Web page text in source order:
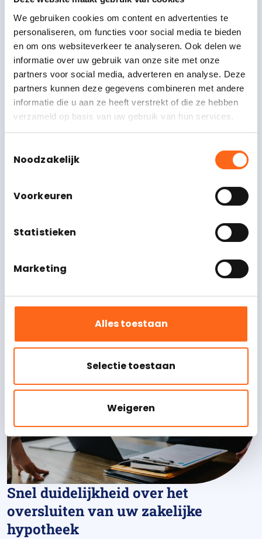
We gebruiken cookies om content en advertenties te
personaliseren, om functies voor social media te bieden
en om ons websiteverkeer te analyseren. Ook delen we
informatie over uw gebruik van onze site met onze
partners voor social media, adverteren en analyse. Deze
partners kunnen deze gegevens combineren met andere
informatie die u aan ze heeft verstrekt of die ze hebben
verzameld op basis van uw gebruik van hun services.
Noodzakelijk
Voorkeuren
Statistieken
Marketing
Alles toestaan
Selectie toestaan
Weigeren
vastgoedportefeuille verder uit te breiden. Wij kijken
daarbij niet alleen naar de huidige financiering, maar
ook naar de marktwaarde, cashflow en
groeimogelijkheden van uw vastgoed.
Snel duidelijkheid over het
oversluiten van uw zakelijke
hypotheek